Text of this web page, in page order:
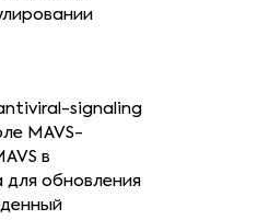
signaling
MAVS-
в
для обновления